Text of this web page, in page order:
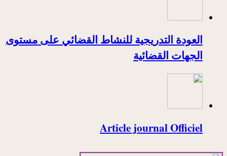
العودة التدريجية للنشاط القضائي على مستوى
الجهات القضائية
Article journal Officiel